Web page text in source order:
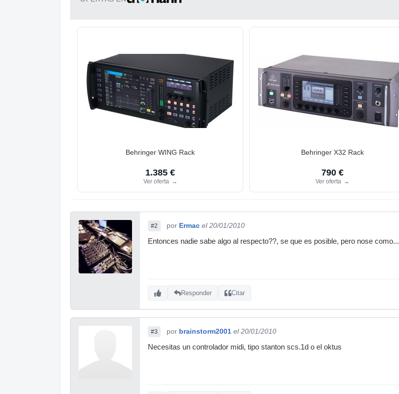
Behringer WING Rack
1.385 €
Ver oferta →
Behringer X32 Rack
790 €
Ver oferta →
#2 por Ermac el 20/01/2010
Entonces nadie sabe algo al respecto??, se que es posible, pero nose como...
Responder Citar
#3 por brainstorm2001 el 20/01/2010
Necesitas un controlador midi, tipo stanton scs.1d o el oktus